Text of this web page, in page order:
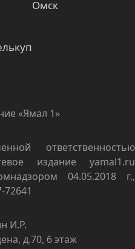
Омск
«Ямал 1»
ответственностью
издание yamal1.ru
04.05.2018 г.,
И.Р.
д.70, 6 этаж